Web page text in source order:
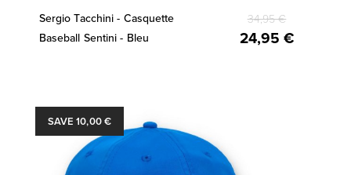
Sergio Tacchini - Casquette
Baseball Sentini - Bleu
34,95 €
24,95 €
SAVE 10,00 €